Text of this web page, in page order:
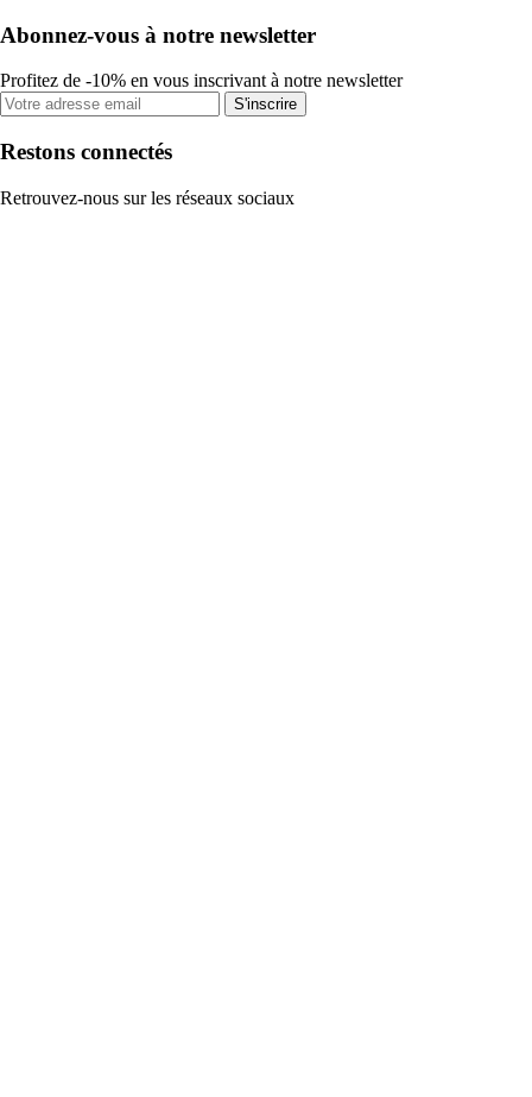
Abonnez-vous à notre newsletter
Profitez de -10% en vous inscrivant à notre newsletter
S'inscrire
Restons connectés
Retrouvez-nous sur les réseaux sociaux